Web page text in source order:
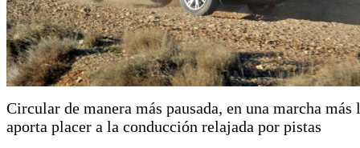
Circular de manera más pausada, en una marcha más
aporta placer a la conducción relajada por pistas